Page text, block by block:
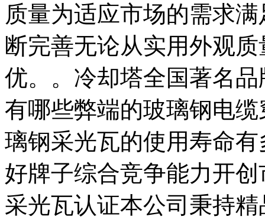
质量为适应市场的需求
断完善无论从实用外观
优。。冷却塔全国著名
有哪些弊端的玻璃钢电
璃钢采光瓦的使用寿命
好牌子综合竞争能力开
采光瓦认证本公司秉持